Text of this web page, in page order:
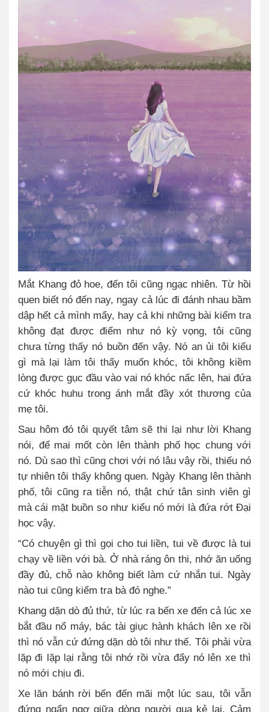
Mắt Khang đỏ hoe, đến tôi cũng ngạc nhiên. Từ hồi
quen biết nó đến nay, ngay cả lúc đi đánh nhau bầm
dập hết cả mình mẩy, hay cả khi những bài kiểm tra
không đạt được điểm như nó kỳ vọng, tôi cũng
chưa từng thấy nó buồn đến vậy. Nó an ủi tôi kiểu
gì mà lại làm tôi thấy muốn khóc, tôi không kiềm
lòng được gục đầu vào vai nó khóc nấc lên, hai đứa
cứ khóc huhu trong ánh mắt đầy xót thương của
mẹ tôi.
Sau hôm đó tôi quyết tâm sẽ thi lại như lời Khang
nói, để mai mốt còn lên thành phố học chung với
nó. Dù sao thì cũng chơi với nó lâu vậy rồi, thiếu nó
tự nhiên tôi thấy không quen. Ngày Khang lên thành
phố, tôi cũng ra tiễn nó, thật chứ tân sinh viên gì
mà cái mặt buồn so như kiểu nó mới là đứa rớt Đại
học vậy.
“Có chuyện gì thì gọi cho tui liền, tui về được là tui
chạy về liền với bà. Ở nhà ráng ôn thi, nhớ ăn uống
đầy đủ, chỗ nào không biết làm cứ nhắn tui. Ngày
nào tui cũng kiểm tra bà đó nghe.”
Khang dặn dò đủ thứ, từ lúc ra bến xe đến cả lúc xe
bắt đầu nổ máy, bác tài giục hành khách lên xe rồi
thì nó vẫn cứ đứng dặn dò tôi như thế. Tôi phải vừa
lặp đi lặp lại rằng tôi nhớ rồi vừa đẩy nó lên xe thì
nó mới chịu đi.
Xe lăn bánh rời bến đến mãi một lúc sau, tôi vẫn
đứng ngẩn ngơ giữa dòng người qua kẻ lại. Cảm